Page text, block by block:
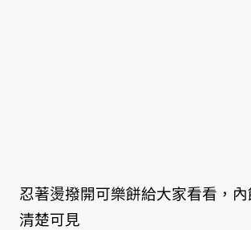
忍著燙撥開可樂餅給大家看看，
清楚可見